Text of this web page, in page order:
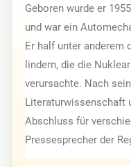
Geboren wurde er
und war ein
Er half unter anderem
lindern, die die
verursachte. Nach
Literaturwissenschaft
Abschluss für
Pressesprecher der